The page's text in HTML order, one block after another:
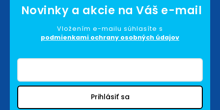
Vložením e-mailu súhlasíte s
podmienkami ochrany osobných údajov
Prihlásiť sa